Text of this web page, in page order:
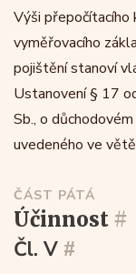
Výši přepočítacího
vyměřovacího
pojištění stanoví
Ustanovení § 17
Sb., o
uvedeného ve
ČÁST PÁTÁ
účinnost #
Čl. V #